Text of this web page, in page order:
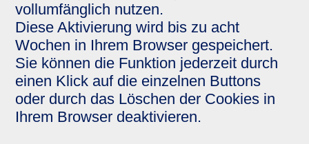
vollumfänglich nutzen.
Diese Aktivierung wird bis zu acht
Wochen in Ihrem Browser gespeichert.
Sie können die Funktion jederzeit durch
einen Klick auf die einzelnen Buttons
oder durch das Löschen der Cookies in
Ihrem Browser deaktivieren.